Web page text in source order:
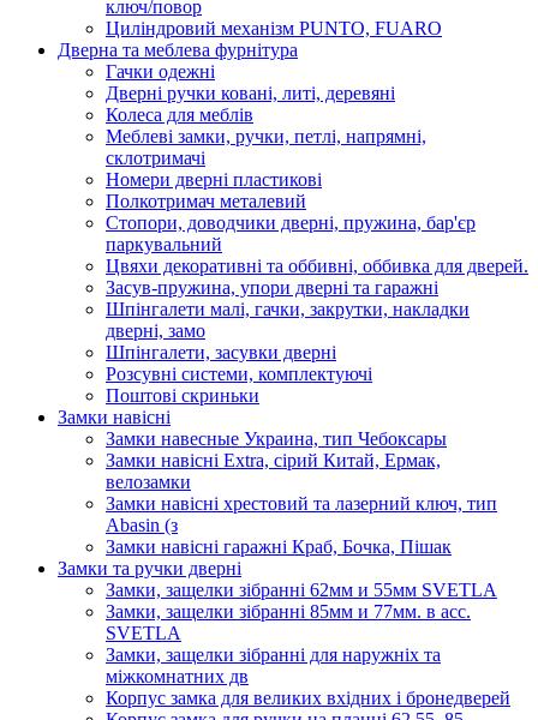
ключ/повор
Циліндровий механізм PUNTO, FUARO
Дверна та меблева фурнітура
Гачки одежні
Дверні ручки ковані, литі, деревяні
Колеса для меблів
Меблеві замки, ручки, петлі, напрямні,
склотримачі
Номери дверні пластикові
Полкотримач металевий
Стопори, доводчики дверні, пружина, бар'єр
паркувальний
Цвяхи декоративні та оббивні, оббивка для дверей.
Засув-пружина, упори дверні та гаражні
Шпінгалети малі, гачки, закрутки, накладки
дверні, замо
Шпінгалети, засувки дверні
Розсувні системи, комплектуючі
Поштові скриньки
Замки навісні
Замки навесные Украина, тип Чебоксары
Замки навісні Extra, сірий Китай, Ермак,
велозамки
Замки навісні хрестовий та лазерний ключ, тип
Abasin (з
Замки навісні гаражні Краб, Бочка, Пішак
Замки та ручки дверні
Замки, защелки зібранні 62мм и 55мм SVETLA
Замки, защелки зібранні 85мм и 77мм. в асс.
SVETLA
Замки, защелки зібранні для наружніх та
міжкомнатних дв
Корпус замка для великих вхідних і бронедверей